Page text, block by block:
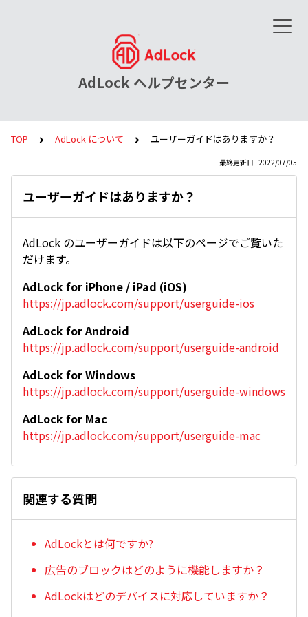
AdLock ヘルプセンター
TOP AdLock について ユーザーガイドはありますか？
最終更新日 : 2022/07/05
ユーザーガイドはありますか？
AdLock のユーザーガイドは以下のページでご覧いた
だけます。
AdLock for iPhone / iPad (iOS)
https://jp.adlock.com/support/userguide-ios
AdLock for Android
https://jp.adlock.com/support/userguide-android
AdLock for Windows
https://jp.adlock.com/support/userguide-windows
AdLock for Mac
https://jp.adlock.com/support/userguide-mac
関連する質問
AdLockとは何ですか?
広告のブロックはどのように機能しますか？
AdLockはどのデバイスに対応していますか？